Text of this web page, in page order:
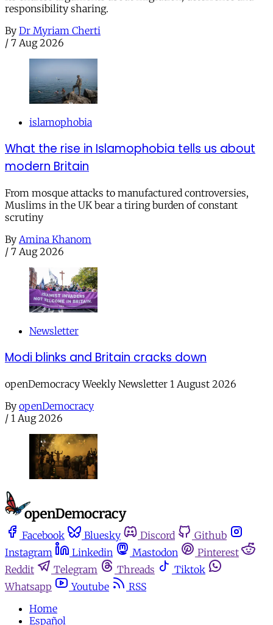
responsibility sharing.
By Dr Myriam Cherti
/ 7 Aug 2026
islamophobia
What the rise in Islamophobia tells us about
modern Britain
From mosque attacks to manufactured controversies,
Muslims in the UK bear a tiring burden of constant
scrutiny
By Amina Khanom
/ 7 Aug 2026
Newsletter
Modi blinks and Britain cracks down
openDemocracy Weekly Newsletter 1 August 2026
By openDemocracy
/ 1 Aug 2026
Facebook Bluesky Discord
Github
Instagram
Linkedin Mastodon
Pinterest
Reddit
Telegram Threads
Tiktok
Whatsapp
Youtube
RSS
Home
Español